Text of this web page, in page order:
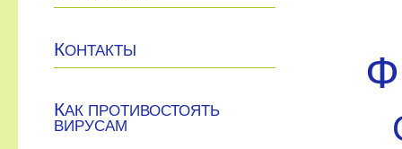
КОНТАКТЫ
КАК ПРОТИВОСТОЯТЬ
ВИРУСАМ